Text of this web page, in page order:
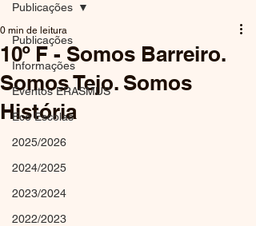
Publicações
Informações
Eventos ERASMUS
Eco Escolas
2025/2026
2024/2025
2023/2024
2022/2023
Publicações
10º F - Somos Barreiro.
Somos Tejo. Somos
História
0 min de leitura